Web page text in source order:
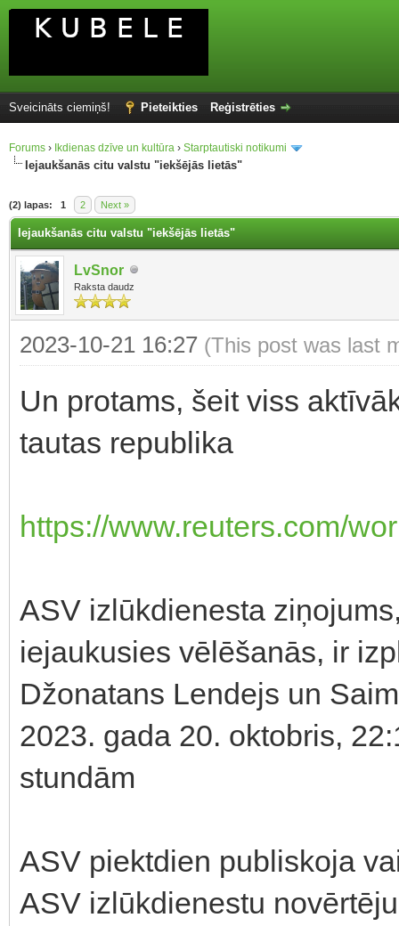
Sveicināts ciemiņš! Pieteikties Reģistrēties
Forums › Ikdienas dzīve un kultūra › Starptautiski notikumi
Iejaukšanās citu valstu "iekšējās lietās"
(2) lapas: 1 2 Next »
Iejaukšanās citu valstu "iekšējās lietās"
LvSnor
Raksta daudz
2023-10-21 16:27 (This post was last
Un protams, šeit viss
tautas republika
https://www.reuters.com/
ASV izlūkdienesta
iejaukusies vēlēšanās, ir
Džonatans Lendejs un
2023. gada 20. oktobris,
stundām
ASV piektdien publiskoja
ASV izlūkdienestu